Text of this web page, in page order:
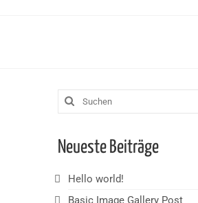
Suchen
nach:
Neueste Beiträge
Hello world!
Basic Image Gallery Post